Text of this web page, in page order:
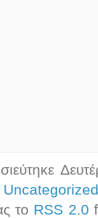
το RSS 2.0